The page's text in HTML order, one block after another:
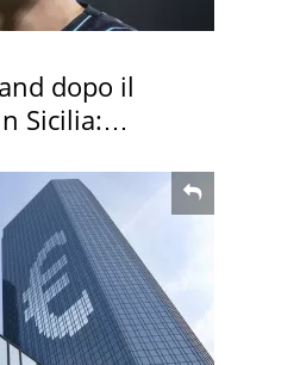
dopo il
Sicilia: